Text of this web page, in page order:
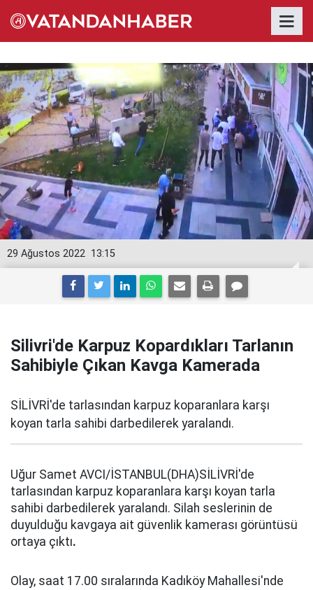
13:15
29 Ağustos 2022
Silivri'de Karpuz Kopardıkları Tarlanın
Sahibiyle Çıkan Kavga Kamerada
SİLİVRİ'de tarlasından karpuz koparanlara karşı
koyan tarla sahibi darbedilerek yaralandı.
Uğur Samet AVCI/İSTANBUL(DHA)SİLİVRİ'de
tarlasından karpuz koparanlara karşı koyan tarla
sahibi darbedilerek yaralandı. Silah seslerinin de
duyulduğu kavgaya ait güvenlik kamerası görüntüsü
ortaya çıktı.
Olay, saat 17.00 sıralarında Kadıköy Mahallesi'nde